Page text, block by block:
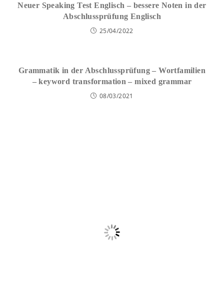
Neuer Speaking Test Englisch – bessere Noten in der
Abschlussprüfung Englisch
25/04/2022
Grammatik in der Abschlussprüfung – Wortfamilien
– keyword transformation – mixed grammar
08/03/2021